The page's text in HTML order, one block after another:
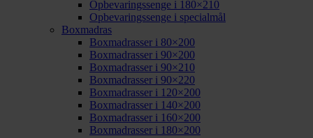
Opbevaringssenge i 180×210
Opbevaringssenge i specialmål
Boxmadras
Boxmadrasser i 80×200
Boxmadrasser i 90×200
Boxmadrasser i 90×210
Boxmadrasser i 90×220
Boxmadrasser i 120×200
Boxmadrasser i 140×200
Boxmadrasser i 160×200
Boxmadrasser i 180×200